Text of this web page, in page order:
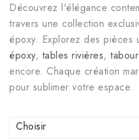
Découvrez l'élégance
travers une collection
époxy. Explorez des pièces
époxy, tables rivières,
encore. Chaque création
pour sublimer votre espace.
Choisir